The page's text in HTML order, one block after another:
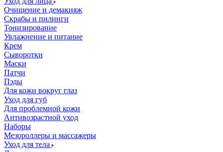
Очищение и демакияж
Скрабы и пилинги
Тонизирование
Увлажнение и питание
Крем
Сыворотки
Маски
Патчи
Пэды
Для кожи вокруг глаз
Уход для губ
Для проблемной кожи
Антивозрастной уход
Наборы
Мезороллеры и массажеры
Уход для тела